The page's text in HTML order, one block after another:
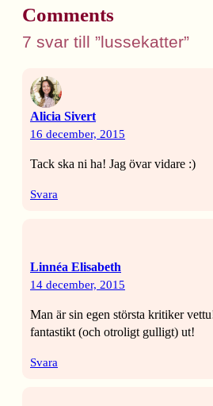
Comments
7 svar till ”lussekatter”
Alicia Sivert
16 december, 2015
Tack ska ni ha! Jag övar vidare :)
Svara
Linnéa Elisabeth
14 december, 2015
Man är sin egen största kritiker
fantastikt (och otroligt gulligt) ut!
Svara